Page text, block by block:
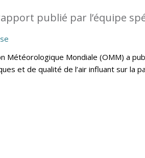
publié par l’équipe
Météorologique Mondiale (OMM) a
et de qualité de l’air influant sur la